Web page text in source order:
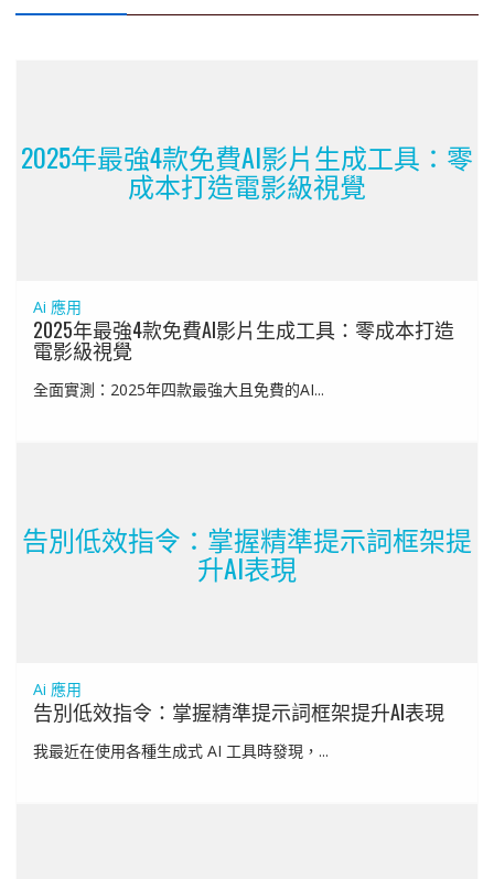
2025年最強4款免費AI影片生成工具：零
成本打造電影級視覺
Ai 應用
2025年最強4款免費AI影片生成工具：零成本打造
電影級視覺
全面實測：2025年四款最強大且免費的AI...
告別低效指令：掌握精準提示詞框架提
升AI表現
Ai 應用
告別低效指令：掌握精準提示詞框架提升AI表現
我最近在使用各種生成式 AI 工具時發現，...